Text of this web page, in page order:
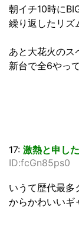
朝イチ10時に
繰り返したリズ
あと大花火のス
新台で全6やっ
17: 激熱と申し
ID:fcGn85ps0
いうて歴代最多
からかわいいギ